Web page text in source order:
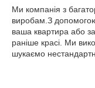
Ми компанія з
виробам.З
ваша квартира або
раніше красі. Ми
шукаємо
сайті, або в нашому